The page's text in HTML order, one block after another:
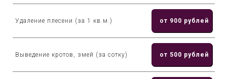
Удаление плесени (за 1 кв.м.) от 900 рублей
Выведение кротов, змей (за сотку) от 500 рублей